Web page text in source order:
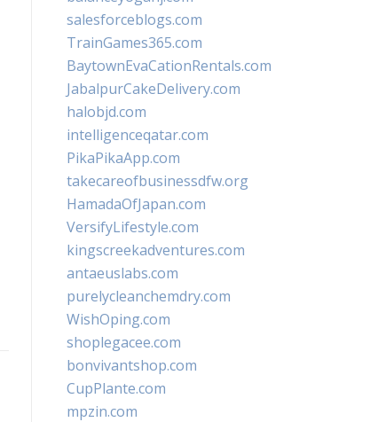
salesforceblogs.com
TrainGames365.com
BaytownEvaCationRentals.com
JabalpurCakeDelivery.com
halobjd.com
intelligenceqatar.com
PikaPikaApp.com
takecareofbusinessdfw.org
HamadaOfJapan.com
VersifyLifestyle.com
kingscreekadventures.com
antaeuslabs.com
purelycleanchemdry.com
WishOping.com
shoplegacee.com
bonvivantshop.com
CupPlante.com
mpzin.com